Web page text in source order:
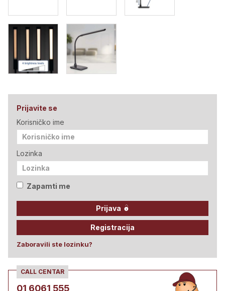
Prijavite se
Korisničko ime
Lozinka
Zapamti me
Prijava
Registracija
Zaboravili ste lozinku?
CALL CENTAR
01 6061 555